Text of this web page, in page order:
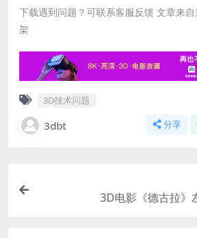
下载遇到问题？可联系客服反馈 文章来
架
3D技术问题
3dbt 分享
3D电影《德古拉》